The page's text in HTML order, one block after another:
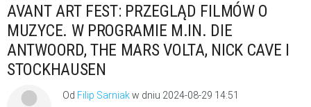
AVANT ART FEST: PRZEGLĄD FILMÓW O
MUZYCE. W PROGRAMIE M.IN. DIE
ANTWOORD, THE MARS VOLTA, NICK CAVE I
STOCKHAUSEN
Od Filip Sarniakw dniu 2024-08-29 14:51